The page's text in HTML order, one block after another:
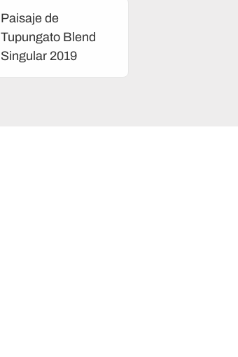
Paisaje de
Tupungato Blend
Singular 2019